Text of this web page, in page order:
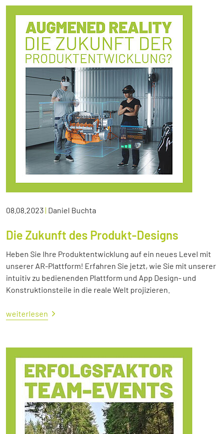
08.08.2023| Daniel Buchta
Die Zukunft des Produkt-Designs
Heben Sie Ihre Produktentwicklung auf ein neues Level mit
unserer AR-Plattform! Erfahren Sie jetzt, wie Sie mit unserer
intuitiv zu bedienenden Plattform und App Design- und
Konstruktionsteile in die reale Welt projizieren.
weiterlesen